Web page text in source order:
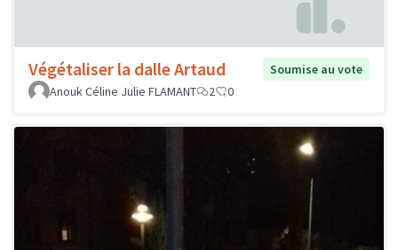
Végétaliser la dalle Artaud
Soumise au vote
Anouk Céline Julie FLAMANT
2 0